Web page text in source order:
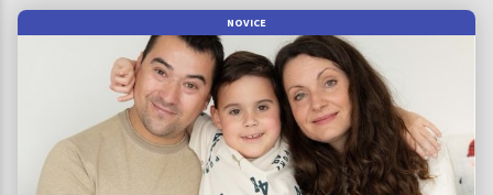
NOVICE